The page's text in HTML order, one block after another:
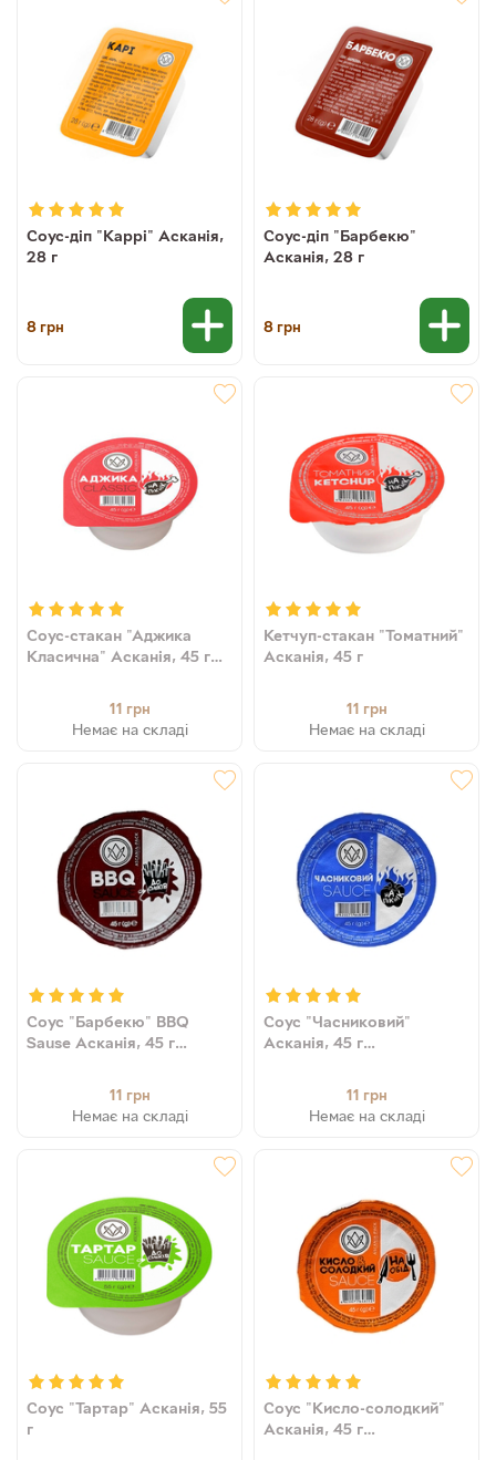
Соус-діп "Каррі" Асканія,
28 г
8грн
Соус-діп "Барбекю"
Асканія, 28 г
8грн
Соус-стакан "Аджика
Класична" Асканія, 45 г
11 грн
Немає на складі
Кетчуп-стакан "Томатний"
Асканія, 45 г
11 грн
Немає на складі
Соус "Барбекю" BBQ
Sause Асканія, 45 г
11 грн
Немає на складі
Соус "Часниковий"
Асканія, 45 г
11 грн
Немає на складі
Соус "Тартар" Асканія, 55
г
Соус "Кисло-солодкий"
Асканія, 45 г